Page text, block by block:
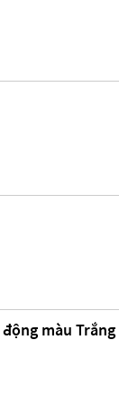
động màu Trắng